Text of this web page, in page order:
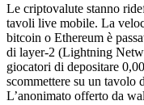
Le criptovalute stanno
tavoli live mobile. La
bitcoin o Ethereum è
di layer‑2 (Lightning
giocatori di depositare
scommettere su un tavolo
L’anonimato offerto da